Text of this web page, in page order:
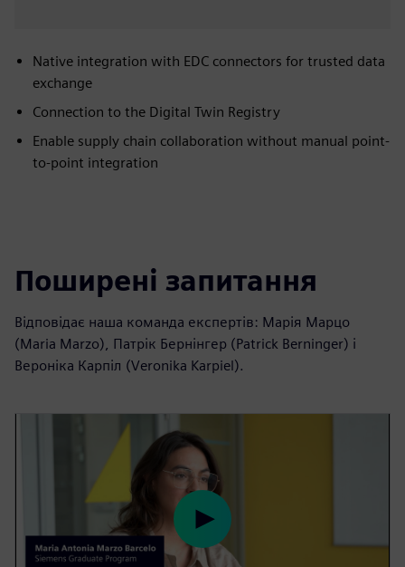
Native integration with EDC connectors for trusted data
exchange
Connection to the Digital Twin Registry
Enable supply chain collaboration without manual point-
to-point integration
Поширені запитання
Відповідає наша команда експертів: Марія Марцо
(Maria Marzo), Патрік Бернінгер (Patrick Berninger) і
Вероніка Карпіл (Veronika Karpiel).
P
l